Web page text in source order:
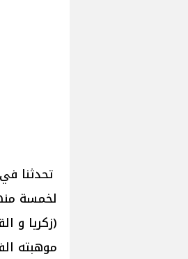
تحدثنا
لخمسة
(زكريا و
موهبته